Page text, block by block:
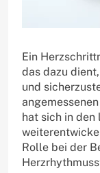
Ein
das dazu
und
hat sich in
Rolle bei der